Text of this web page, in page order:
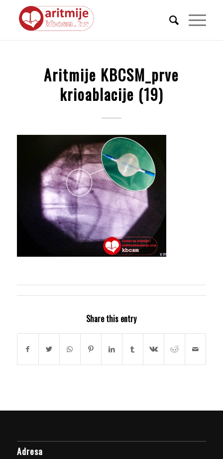
Aritmije KBCSM_prve
krioablacije (19)
Share this entry
Adresa